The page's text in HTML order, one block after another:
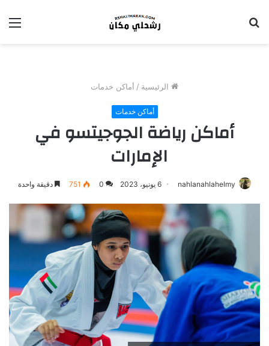
الرئيسية / أماكن خدمات
أماكن خدمات
أماكن رياضة الجوجيتسو في
الإمارات
nahlanahlahelmy 6 يونيو، 2023 0
751 دقيقة واحدة